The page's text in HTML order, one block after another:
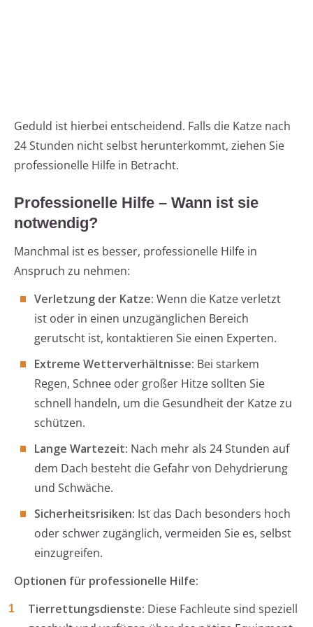
Geduld ist hierbei entscheidend. Falls die Katze nach
24 Stunden nicht selbst herunterkommt, ziehen Sie
professionelle Hilfe in Betracht.
Professionelle Hilfe – Wann ist sie
notwendig?
Manchmal ist es besser, professionelle Hilfe in
Anspruch zu nehmen:
Verletzung der Katze: Wenn die Katze verletzt
ist oder in einen unzugänglichen Bereich
gerutscht ist, kontaktieren Sie einen Experten.
Extreme Wetterverhältnisse: Bei starkem
Regen, Schnee oder großer Hitze sollten Sie
schnell handeln, um die Gesundheit der Katze zu
schützen.
Lange Wartezeit: Nach mehr als 24 Stunden auf
dem Dach besteht die Gefahr von Dehydrierung
und Schwäche.
Sicherheitsrisiken: Ist das Dach besonders hoch
oder schwer zugänglich, vermeiden Sie es, selbst
einzugreifen.
Optionen für professionelle Hilfe:
Tierrettungsdienste: Diese Fachleute sind speziell